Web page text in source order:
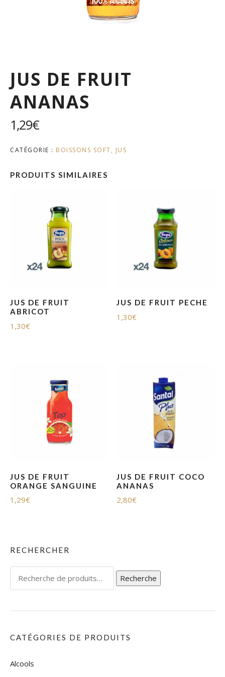
JUS DE FRUIT
ANANAS
1,29€
CATÉGORIE : BOISSONS SOFT, JUS
PRODUITS SIMILAIRES
JUS DE FRUIT
ABRICOT
1,30€
JUS DE FRUIT PECHE
1,30€
JUS DE FRUIT
ORANGE SANGUINE
1,29€
JUS DE FRUIT COCO
ANANAS
2,80€
RECHERCHER
Recherche
CATÉGORIES DE PRODUITS
Alcools